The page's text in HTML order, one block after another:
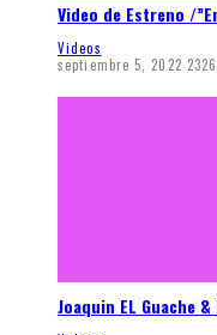
Video de Estreno /
Videos
septiembre 5, 2022 2326
Joaquin EL Guache